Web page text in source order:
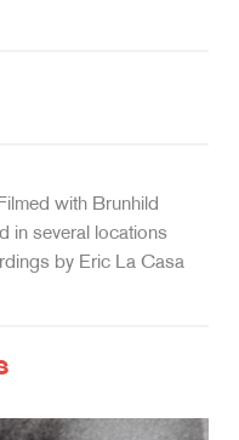
with Brunhild
in several locations
by Eric La Casa